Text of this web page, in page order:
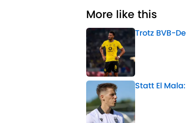
More like this
Trotz BVB-
Statt El